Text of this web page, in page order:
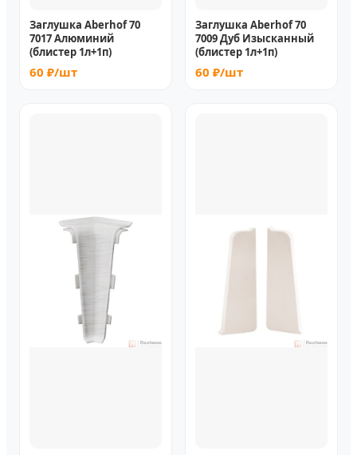
Заглушка Aberhof 70
7017 Алюминий
(блистер 1л+1п)
60 ₽/шт
Заглушка Aberhof 70
7009 Дуб Изысканный
(блистер 1л+1п)
60 ₽/шт